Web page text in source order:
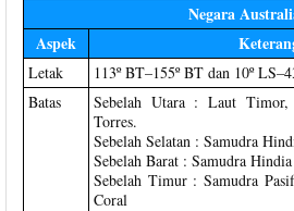
Negara
Aspek
Letak
113º BT–155º BT dan 10º
Batas
Sebelah Utara : Laut
Torres.
Sebelah Selatan : Samudra
Sebelah Barat : Samudra Hindia
Sebelah Timur : Samudra
Coral